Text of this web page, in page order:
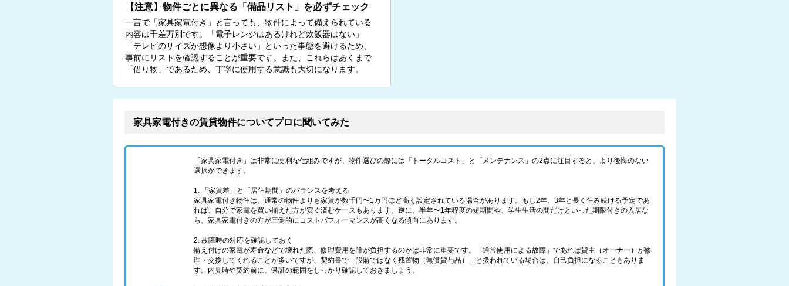
【注意】物件ごとに異なる「備品リスト」を必ずチェック
一言で「家具家電付き」と言っても、物件によって備えられている
内容は千差万別です。「電子レンジはあるけれど炊飯器はない」
「テレビのサイズが想像より小さい」といった事態を避けるため、
事前にリストを確認することが重要です。また、これらはあくまで
「借り物」であるため、丁寧に使用する意識も大切になります。
家具家電付きの賃貸物件についてプロに聞いてみた
「家具家電付き」は非常に便利な仕組みですが、物件選びの際には「トータルコスト」と「メンテナンス」の2点に注目すると、より後悔のない
選択ができます。
1. 「家賃差」と「居住期間」のバランスを考える
家具家電付き物件は、通常の物件よりも家賃が数千円〜1万円ほど高く設定されている場合があります。もし2年、3年と長く住み続ける予定であ
れば、自分で家電を買い揃えた方が安く済むケースもあります。逆に、半年〜1年程度の短期間や、学生生活の間だけといった期限付きの入居な
ら、家具家電付きの方が圧倒的にコストパフォーマンスが高くなる傾向にあります。
2. 故障時の対応を確認しておく
備え付けの家電が寿命などで壊れた際、修理費用を誰が負担するのかは非常に重要です。「通常使用による故障」であれば貸主（オーナー）が修
理・交換してくれることが多いですが、契約書で「設備ではなく残置物（無償貸与品）」と扱われている場合は、自己負担になることもありま
す。内見時や契約前に、保証の範囲をしっかり確認しておきましょう。